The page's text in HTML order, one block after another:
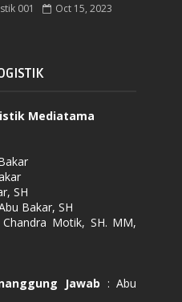
001 Oct 15, 2023
Mediatama
SH
Bakar, SH
Motik, SH. MM,
Jawab : Abu